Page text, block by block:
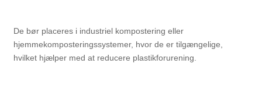
De bør placeres i industriel kompostering eller
hjemmekomposteringssystemer, hvor de er tilgængelige,
hvilket hjælper med at reducere plastikforurening.